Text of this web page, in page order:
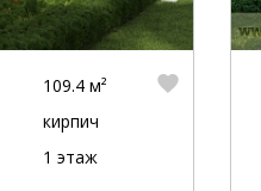
109.4 м²
кирпич
1 этаж